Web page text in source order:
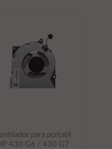
para portatil
430 G6 / 430 G7